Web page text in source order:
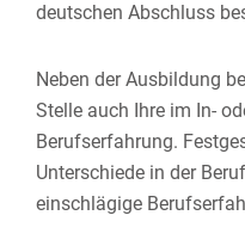
deutschen Abschluss
Neben der Ausbildung
Stelle auch Ihre im In-
Berufserfahrung.
Unterschiede in der
einschlägige